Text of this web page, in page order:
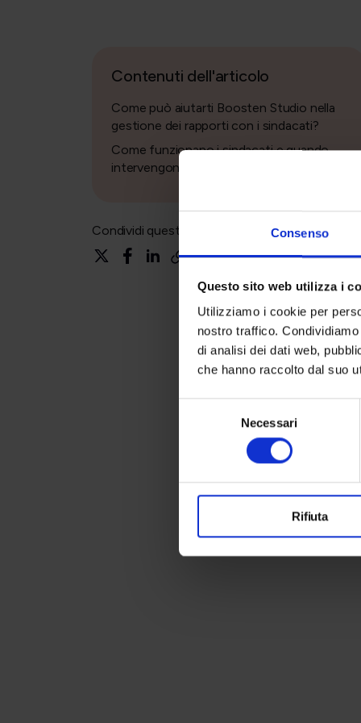
Consenso
Questo sito web utilizza i
Utilizziamo i cookie per
nostro traffico.
di analisi dei dati web,
che hanno raccolto dal suo
Necessari
Rifiuta
Contenuti dell'articolo
Come può aiutarti Boosten Studio nella
gestione dei rapporti con i sindacati?
Come funzionano i sindacati e quando
intervengono?
Condividi questo articolo